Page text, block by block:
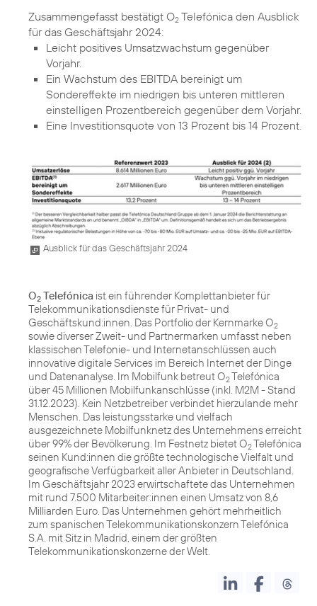
Zusammengefasst bestätigt O2 Telefónica den Ausblick
Leicht positives Umsatzwachstum gegenüber
Vorjahr.
Ein Wachstum des EBITDA bereinigt um
Sondereffekte im niedrigen bis unteren mittleren
einstelligen Prozentbereich gegenüber dem Vorjahr.
Eine Investitionsquote von 13 Prozent bis 14 Prozent.
Ausblick für das Geschäftsjahr 2024
O2 Telefónica ist ein führender Komplettanbieter für
Telekommunikationsdienste für Privat- und
Geschäftskund:innen. Das Portfolio der Kernmarke O2
sowie diverser Zweit- und Partnermarken umfasst neben
klassischen Telefonie- und Internetanschlüssen auch
innovative digitale Services im Bereich Internet der Dinge
und Datenanalyse. Im Mobilfunk betreut O2Telefónica
über 45 Millionen Mobilfunkanschlüsse (inkl. M2M - Stand
31.12.2023). Kein Netzbetreiber verbindet hierzulande mehr
Menschen. Das leistungsstarke und vielfach
ausgezeichnete Mobilfunknetz des Unternehmens erreicht
über 99% der Bevölkerung. Im Festnetz bietet O2Telefónica
seinen Kund:innen die größte technologische Vielfalt und
geografische Verfügbarkeit aller Anbieter in Deutschland.
Im Geschäftsjahr 2023 erwirtschaftete das Unternehmen
mit rund 7.500 Mitarbeiter:innen einen Umsatz von 8,6
Milliarden Euro. Das Unternehmen gehört mehrheitlich
zum spanischen Telekommunikationskonzern Telefónica
S.A. mit Sitz in Madrid, einem der größten
Telekommunikationskonzerne der Welt.